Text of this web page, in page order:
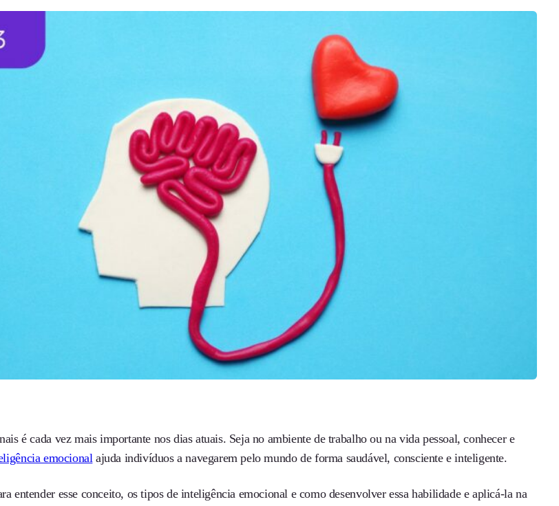
é cada vez mais importante nos dias atuais. Seja no ambiente de trabalho ou na vida pessoal, conhecer e
emocionalajuda indivíduos a navegarem pelo mundo de forma saudável, consciente e inteligente.
entender esse conceito, os tipos de inteligência emocional e como desenvolver essa habilidade e aplicá-la na